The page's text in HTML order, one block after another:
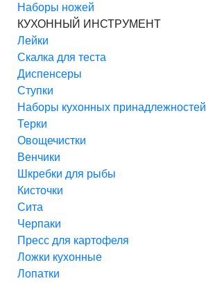
Наборы ножей
КУХОННЫЙ ИНСТРУМЕНТ
Лейки
Скалка для теста
Диспенсеры
Ступки
Наборы кухонных принадлежностей
Терки
Овощечистки
Венчики
Шкребки для рыбы
Кисточки
Сита
Черпаки
Пресс для картофеля
Ложки кухонные
Лопатки